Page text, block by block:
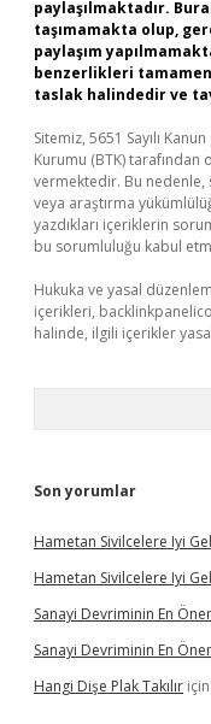
paylaşılmaktadır.
taşımamakta olup,
paylaşım
benzerlikleri
taslak halindedir ve
Sitemiz, 5651 Sayılı
Kurumu (BTK) tarafından
vermektedir. Bu
veya araştırma
yazdıkları içeriklerin
bu sorumluluğu kabul
Hukuka ve yasal
içerikleri,
halinde, ilgili içerikler
Son yorumlar
Hametan Sivilcelere Iyi
Hametan Sivilcelere Iyi
Sanayi Devriminin En
Sanayi Devriminin En
Hangi Dişe Plak Takılır için